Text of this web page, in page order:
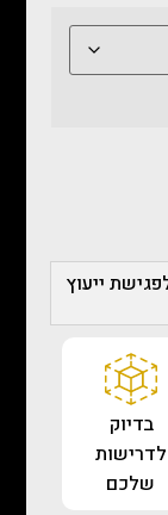
ייעוץ
בדיוק
לדרישות
שלכם